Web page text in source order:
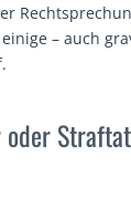
– auch